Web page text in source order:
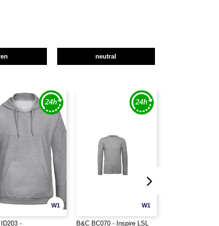
neutral
W1
-
W1
B&C BC070 - Inspire LSL